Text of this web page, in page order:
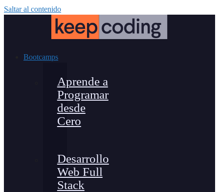
Saltar al contenido
Bootcamps
Aprende a
Programar
desde
Cero
Desarrollo
Web Full
Stack